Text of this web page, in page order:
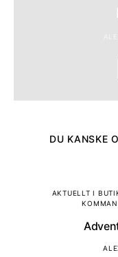
DU KANSKE
AKTUELLT I